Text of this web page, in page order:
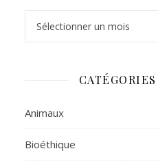
CATÉGORIES
Animaux
Bioéthique